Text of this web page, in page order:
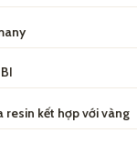
resin kết hợp với vàng